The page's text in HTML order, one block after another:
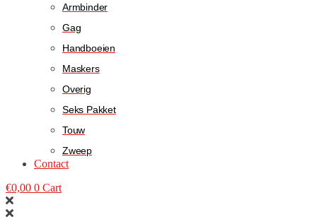
Armbinder
Gag
Handboeien
Maskers
Overig
Seks Pakket
Touw
Zweep
Contact
€0,00 0 Cart